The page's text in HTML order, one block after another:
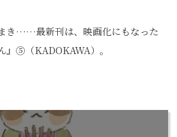
き……最新刊は、映画化にもなった
』⑤（KADOKAWA）。